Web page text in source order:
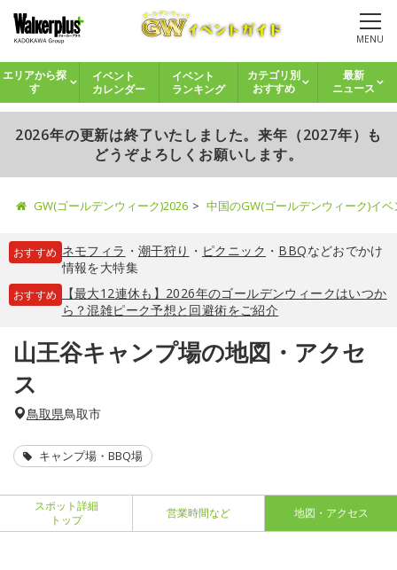
MENU
エリアから探
す
イベント
カレンダー
イベント
ランキング
カテゴリ別
おすすめ
最新
ニュース
2026年の更新は終了いたしました。来年（2027年）も
どうぞよろしくお願いします。
GW(ゴールデンウィーク)2026 中国のGW(ゴールデンウィーク)イ
おすすめ ネモフィラ ・ 潮干狩り ・ ピクニック ・ BBQなどおでかけ
情報を大特集
おすすめ
【最大12連休も】2026年のゴールデンウィークはいつか
ら？混雑ピーク予想と回避術をご紹介
山王谷キャンプ場の地図・アクセ
ス
鳥取県鳥取市
キャンプ場・BBQ場
スポット詳細
トップ
営業時間など 地図・アクセス